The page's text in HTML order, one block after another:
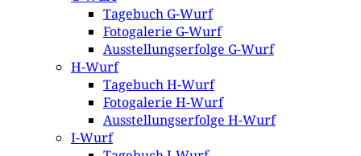
Tagebuch G-Wurf
Fotogalerie G-Wurf
Ausstellungserfolge G-Wurf
H-Wurf
Tagebuch H-Wurf
Fotogalerie H-Wurf
Ausstellungserfolge H-Wurf
I-Wurf